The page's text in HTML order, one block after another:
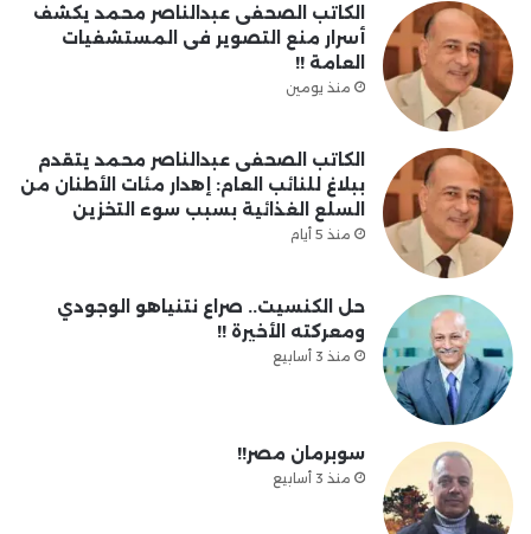
الكاتب الصحفى عبدالناصر محمد يكشف
أسرار منع التصوير فى المستشفيات
العامة !!
منذ يومين
الكاتب الصحفى عبدالناصر محمد يتقدم
ببلاغ للنائب العام: إهدار مئات الأطنان من
السلع الغذائية بسبب سوء التخزين
منذ 5 أيام
حل الكنسيت.. صراع نتنياهو الوجودي
ومعركته الأخيرة !!
منذ 3 أسابيع
سوبرمان مصر!!
منذ 3 أسابيع